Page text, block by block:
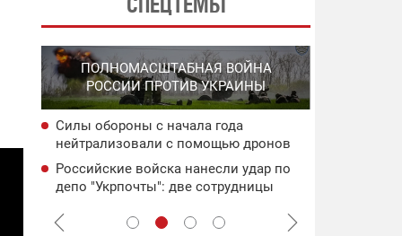
ПОЛНОМАСШТАБНАЯ ВОЙНА
РОССИИ ПРОТИВ УКРАИНЫ
Силы обороны с начала года
нейтрализовали с помощью дронов
более 200 тыс. россиян
Российские войска нанесли удар по
депо "Укрпочты": две сотрудницы